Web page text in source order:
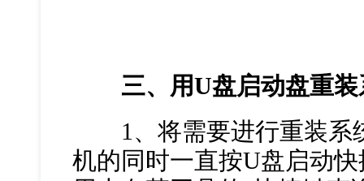
三、用U盘启动盘重装
1、将需要进行重装系
机的同时一直按U盘启动